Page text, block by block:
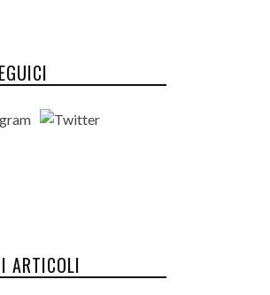
ARTICOLI